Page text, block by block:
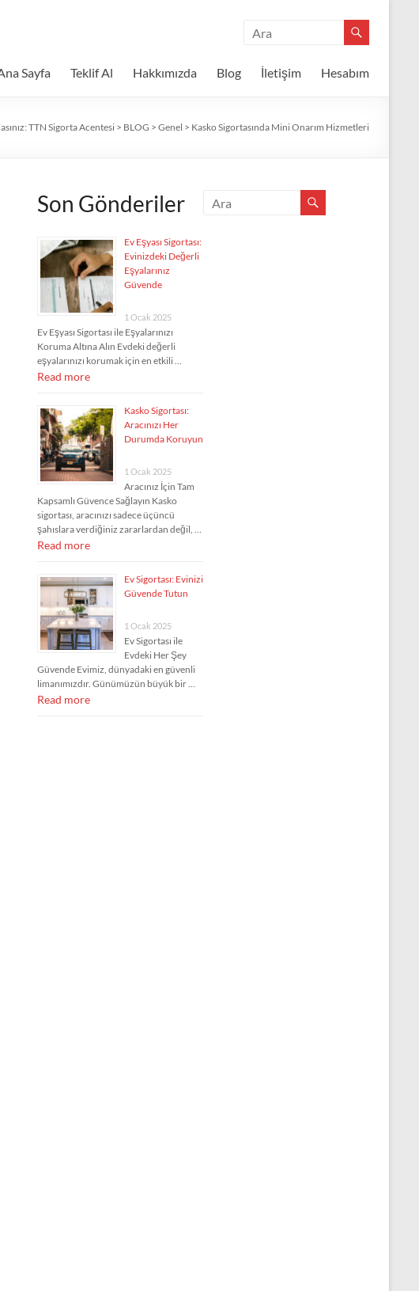
Sayfa Teklif Al Hakkımızda Blog İletişim Hesabım
TTN Sigorta Acentesi > BLOG > Genel > Kasko Sigortasında Mini Onarım Hizmetleri
Son Gönderiler
Ev Eşyası Sigortası:
Evinizdeki Değerli
Eşyalarınız
Güvende
1 Ocak 2025
Ev Eşyası Sigortası ile Eşyalarınızı
Koruma Altına Alın Evdeki değerli
eşyalarınızı korumak için en etkili …
Read more
Kasko Sigortası:
Aracınızı Her
Durumda Koruyun
1 Ocak 2025
Aracınız İçin Tam
Kapsamlı Güvence Sağlayın Kasko
sigortası, aracınızı sadece üçüncü
şahıslara verdiğiniz zararlardan değil, …
Read more
Ev Sigortası: Evinizi
Güvende Tutun
1 Ocak 2025
Ev Sigortası ile
Evdeki Her Şey
Güvende Evimiz, dünyadaki en güvenli
limanımızdır. Günümüzün büyük bir …
Read more